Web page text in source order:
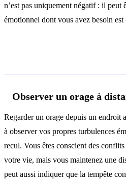
n’est pas uniquement négatif : il peut
émotionnel dont vous avez besoin est
Observer un orage à
Regarder un orage depuis un endroit
à observer vos propres turbulences
recul. Vous êtes conscient des
votre vie, mais vous maintenez une
peut aussi indiquer que la tempête